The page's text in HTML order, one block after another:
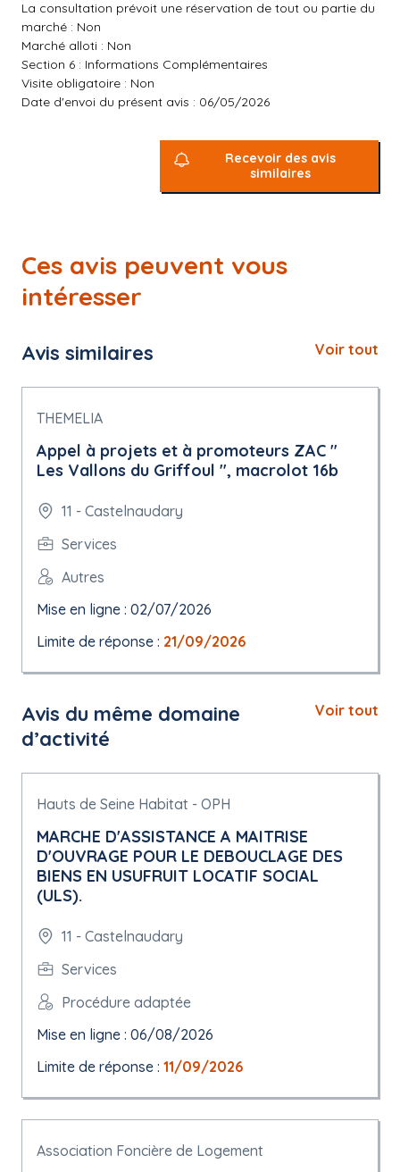
La consultation prévoit une réservation de tout ou partie du
marché : Non
Marché alloti : Non
Section 6 : Informations Complémentaires
Visite obligatoire : Non
Date d'envoi du présent avis : 06/05/2026
Recevoir des avis
similaires
Ces avis peuvent vous
intéresser
Avis similaires Voir tout
THEMELIA
Appel à projets et à promoteurs ZAC "
Les Vallons du Griffoul ", macrolot 16b
11 - Castelnaudary
Services
Autres
Mise en ligne : 02/07/2026
Limite de réponse : 21/09/2026
Avis du même domaine
d’activité
Voir tout
Hauts de Seine Habitat - OPH
MARCHE D'ASSISTANCE A MAITRISE
D'OUVRAGE POUR LE DEBOUCLAGE DES
BIENS EN USUFRUIT LOCATIF SOCIAL
(ULS).
11 - Castelnaudary
Services
Procédure adaptée
Mise en ligne : 06/08/2026
Limite de réponse : 11/09/2026
Association Foncière de Logement